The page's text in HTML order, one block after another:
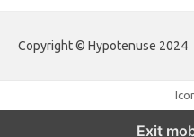
Copyright © Hypotenuse 2024
Exit